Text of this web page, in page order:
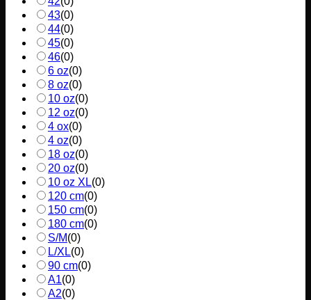
43(0)
44(0)
45(0)
46(0)
6 oz(0)
8 oz(0)
10 oz(0)
12 oz(0)
4 ox(0)
4 oz(0)
18 oz(0)
20 oz(0)
10 oz XL(0)
120 cm(0)
150 cm(0)
180 cm(0)
S/M(0)
L/XL(0)
90 cm(0)
A1(0)
A2(0)